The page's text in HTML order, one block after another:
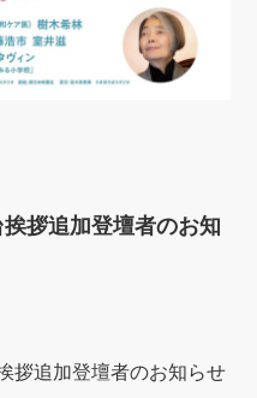
拶追加登壇者のお知
追加登壇者のお知らせ